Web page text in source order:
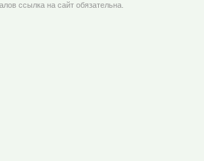
ссылка на сайт обязательна.